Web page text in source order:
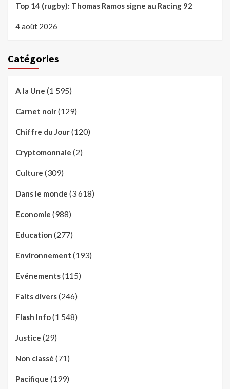
Top 14 (rugby): Thomas Ramos signe au Racing 92
4 août 2026
Catégories
A la Une (1 595)
Carnet noir(129)
Chiffre du Jour(120)
Cryptomonnaie (2)
Culture (309)
Dans le monde (3 618)
Economie (988)
Education (277)
Environnement (193)
Evénements(115)
Faits divers(246)
Flash Info(1 548)
Justice (29)
Non classé (71)
Pacifique (199)